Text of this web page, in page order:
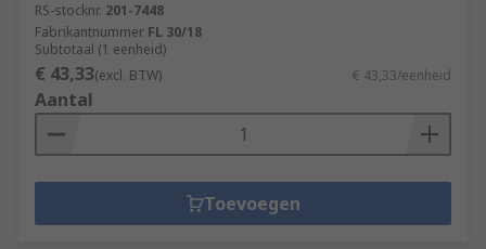
RS-stocknr. 201-7448
Fabrikantnummer FL 30/18
Subtotaal (1 eenheid)
€ 43,33(excl. BTW) € 43,33/eenheid
Aantal
Toevoegen